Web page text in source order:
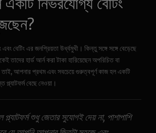
এবং বেটিং এর জনপ্রিয়তা উর্ধ্বমুখী। কিন্তু সঙ্গে সঙ্গে বেড়েছে
তাদের হার্ড আর্ন করা টাকা হারিয়েছেন অপরিচিত বা
আপনার প্রথম এবং সবচেয়ে গুরুত্বপূর্ণ কাজ হল একটি
বেছে নেওয়া।
প্ল্যাটফর্ম শুধু জেতার সুযোগই দেয় না, পাশাপাশি